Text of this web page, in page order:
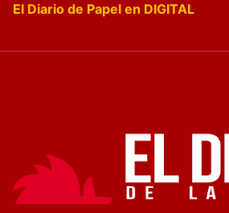
El Diario de Papel en DIGITAL